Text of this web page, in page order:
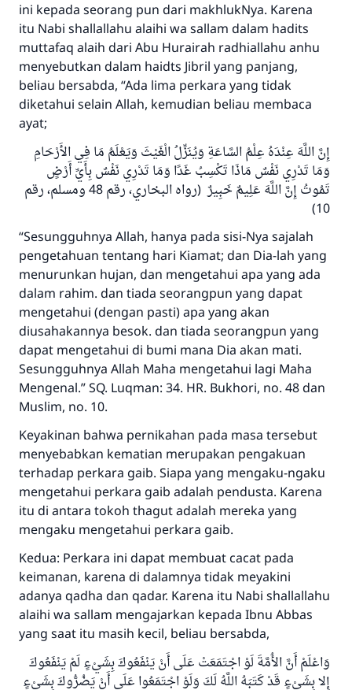
ini kepada seorang pun dari makhlukNya. Karena
itu Nabi shallallahu alaihi wa sallam dalam hadits
muttafaq alaih dari Abu Hurairah radhiallahu anhu
menyebutkan dalam haidts Jibril yang panjang,
beliau bersabda, “Ada lima perkara yang tidak
diketahui selain Allah, kemudian beliau membaca
ayat;
إِنَّ اللَّهَ عِنْدَهُ عِلْمُ السَّاعَةِ وَيُنَزِّلُ الْغَيْثَ وَيَعْلَمُ مَا فِي الأَرْحَامِ
وَمَا تَدْرِي نَفْسٌ مَاذَا تَكْسِبُ غَدًا وَمَا تَدْرِي نَفْسٌ بِأَيِّ أَرْضٍ
تَمُوتُ إِنَّ اللَّهَ عَلِيمٌ خَبِيرٌ (رواه البخاري، رقم 48 ومسلم، رقم
10)
“Sesungguhnya Allah, hanya pada sisi-Nya sajalah
pengetahuan tentang hari Kiamat; dan Dia-lah yang
menurunkan hujan, dan mengetahui apa yang ada
dalam rahim. dan tiada seorangpun yang dapat
mengetahui (dengan pasti) apa yang akan
diusahakannya besok. dan tiada seorangpun yang
dapat mengetahui di bumi mana Dia akan mati.
Sesungguhnya Allah Maha mengetahui lagi Maha
Mengenal.” SQ. Luqman: 34. HR. Bukhori, no. 48 dan
Muslim, no. 10.
Keyakinan bahwa pernikahan pada masa tersebut
menyebabkan kematian merupakan pengakuan
terhadap perkara gaib. Siapa yang mengaku-ngaku
mengetahui perkara gaib adalah pendusta. Karena
itu di antara tokoh thagut adalah mereka yang
mengaku mengetahui perkara gaib.
Kedua: Perkara ini dapat membuat cacat pada
keimanan, karena di dalamnya tidak meyakini
adanya qadha dan qadar. Karena itu Nabi shallallahu
alaihi wa sallam mengajarkan kepada Ibnu Abbas
yang saat itu masih kecil, beliau bersabda,
وَاعْلَمْ أَنَّ الأُمَّةَ لَوْ اجْتَمَعَتْ عَلَى أَنْ يَنْفَعُوكَ بِشَيْءٍ لَمْ يَنْفَعُوكَ
إِلا بِشَيْءٍ قَدْ كَتَبَهُ اللَّهُ لَكَ وَلَوْ اجْتَمَعُوا عَلَى أَنْ يَضُرُّوكَ بِشَيْءٍ